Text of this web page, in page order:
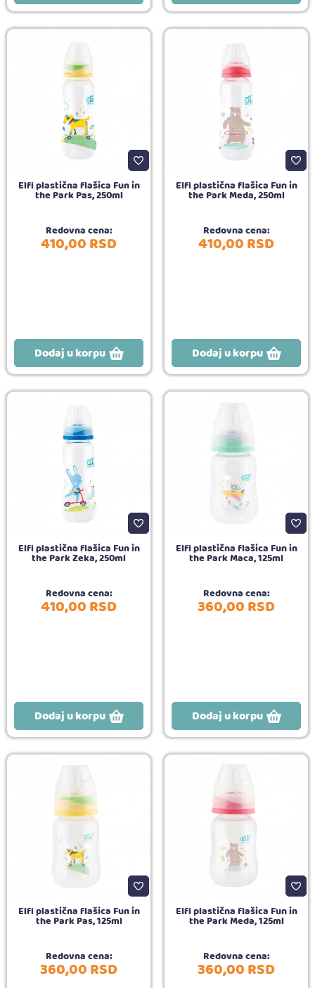
Elfi plastična flašica Fun in
the Park Pas, 250ml
Redovna cena:
410,00RSD
Dodaj u korpu
Elfi plastična flašica Fun in
the Park Meda, 250ml
Redovna cena:
410,00RSD
Dodaj u korpu
Elfi plastična flašica Fun in
the Park Zeka, 250ml
Redovna cena:
410,00RSD
Dodaj u korpu
Elfi plastična flašica Fun in
the Park Maca, 125ml
Redovna cena:
360,00RSD
Dodaj u korpu
Elfi plastična flašica Fun in
the Park Pas, 125ml
Redovna cena:
360,00RSD
Elfi plastična flašica Fun in
the Park Meda, 125ml
Redovna cena:
360,00RSD